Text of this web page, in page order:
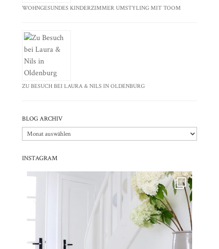
WOHNGESUNDES KINDERZIMMER UMSTYLING MIT TOOM
ZU BESUCH BEI LAURA & NILS IN OLDENBURG
BLOG ARCHIV
Blog
Archiv
INSTAGRAM